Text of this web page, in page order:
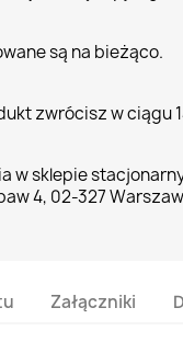
są na bieżąco.
zwrócisz w ciągu
w sklepie
4, 02-327
Załączniki